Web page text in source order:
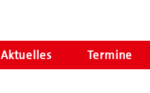
Aktuelles Termine